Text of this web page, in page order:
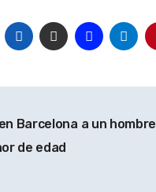
Barcelona a un hombre
de edad